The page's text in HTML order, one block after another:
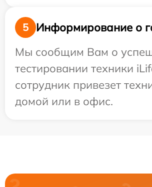
5
Информирование о
Мы сообщим Вам о
тестировании техники
сотрудник привезет
домой или в офис.